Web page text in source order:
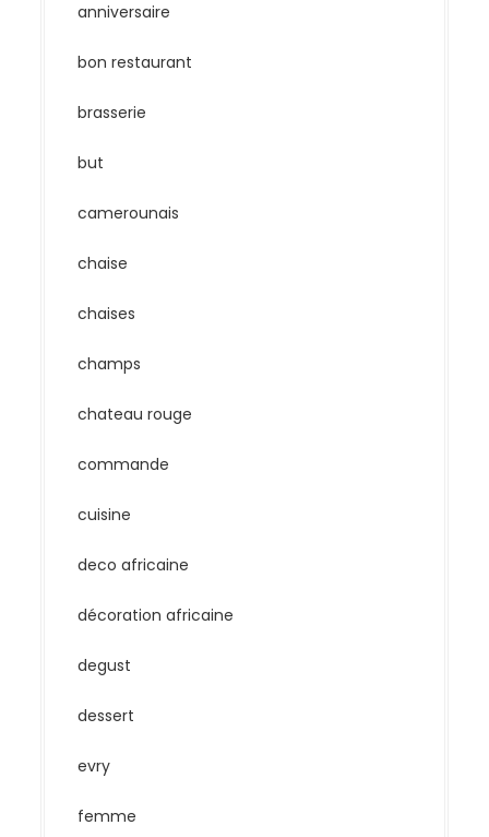
anniversaire
bon restaurant
brasserie
but
camerounais
chaise
chaises
champs
chateau rouge
commande
cuisine
deco africaine
décoration africaine
degust
dessert
evry
femme